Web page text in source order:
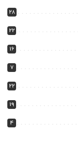
28
22
16
7
22
19
4